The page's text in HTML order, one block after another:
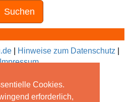
Cookies.
erforderlich,
Suchen
Hinweise zum Datenschutz
Impressum